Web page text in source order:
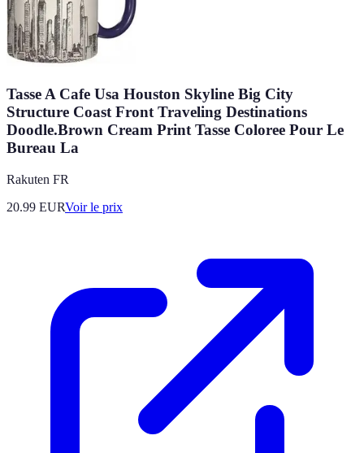
Tasse A Cafe Usa Houston Skyline Big City
Structure Coast Front Traveling Destinations
Doodle.Brown Cream Print Tasse Coloree Pour Le
Bureau La
Rakuten FR
20.99 EURVoir le prix